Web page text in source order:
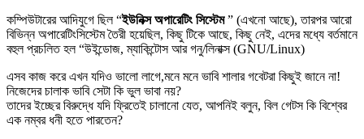
কম্পিউটারের আদিযুগে ছিল “ইউনিক্স অপারেটিং সিস্টেম” (এখনো আছে), তারপর আরো
বিভিন্ন অপারেটিংসিস্টেম তৈরী হয়েছিল, কিছু টিকে আছে, কিছু নেই, এদের মধ্যে বর্তমানে
বহুল প্রচলিত হল “উইন্ডোজ, ম্যাকিন্টোস আর গনু/লিনাক্স (GNU/Linux)
এসব কাজ করে এখন যদিও ভালো লাগে,মনে মনে ভাবি শালার গবেটরা কিছুই জানে না!
নিজেদের চালাক ভাবি সেটা কি ভুল ভাবা নয়?
তাদের ইচ্ছের বিরুদ্ধে যদি ফ্রিতেই চালানো যেত, আপনিই বলুন, বিল গেটস কি বিশ্বের
এক নম্বর ধনী হতে পারতেন?